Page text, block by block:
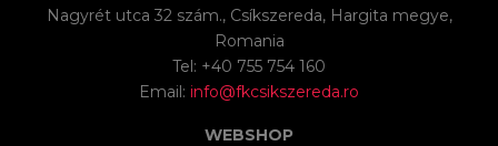
Nagyrét utca 32 szám., Csíkszereda, Hargita megye,
Romania
Tel: +40 755 754 160
Email: info@fkcsikszereda.ro
WEBSHOP